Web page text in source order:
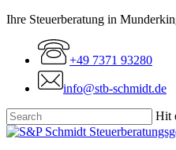
Skip
content
Ihre Steuerberatung in
+49 7371 93280
info@stb-schmidt.de
Hit
Close